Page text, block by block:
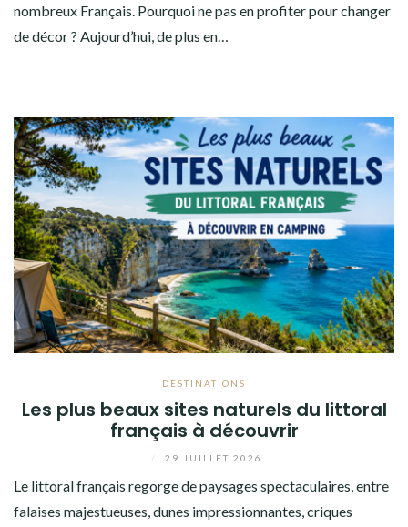
nombreux Français. Pourquoi ne pas en profiter pour changer
de décor ? Aujourd’hui, de plus en…
DESTINATIONS
Les plus beaux sites naturels du littoral
français à découvrir
29 JUILLET 2026
Le littoral français regorge de paysages spectaculaires, entre
falaises majestueuses, dunes impressionnantes, criques